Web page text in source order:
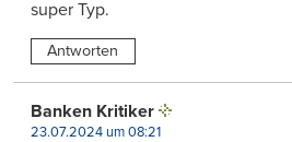
super Typ.
Antworten
Banken Kritiker
23.07.2024 um 08:21